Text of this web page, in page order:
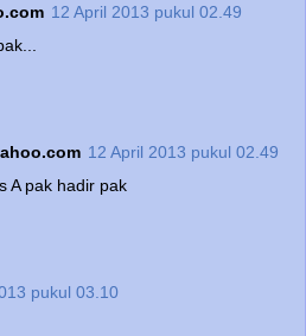
12 April 2013 pukul 02.49
12 April 2013 pukul 02.49
A pak hadir pak
pukul 03.10